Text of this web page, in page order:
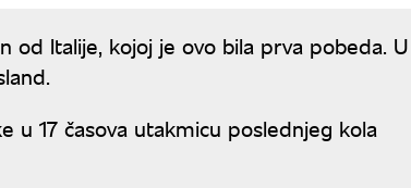
od Italije, kojoj je ovo bila prva pobeda. U
u 17 časova utakmicu poslednjeg kola